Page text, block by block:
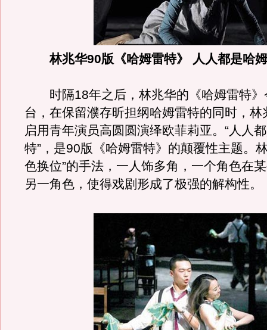
林兆华90版《哈姆雷特》 人人都是哈
时隔18年之后，林兆华的《哈姆雷特》
台，在保留濮存昕担纲哈姆雷特的同时，林
启用青年演员高圆圆演绎欧菲莉亚。“人人
特”，是90版《哈姆雷特》的颠覆性主题。
色换位”的手法，一人饰多角，一个角色在
另一角色，使得戏剧形成了极强的解构性。